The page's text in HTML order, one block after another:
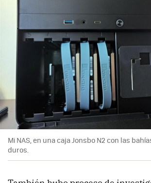
Mi NAS, en una caja Jonsbo N2 con las
duros.